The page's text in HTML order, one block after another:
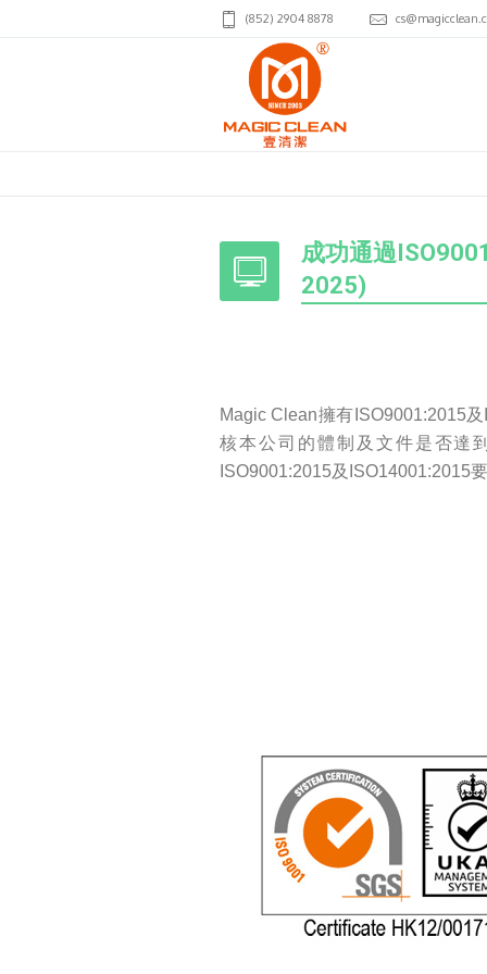
(852) 2904 8878
成功通過
2025)
Magic Clean擁有ISO9001:2015
核本公司的體制及文件是否達
ISO9001:2015及ISO14001:2015